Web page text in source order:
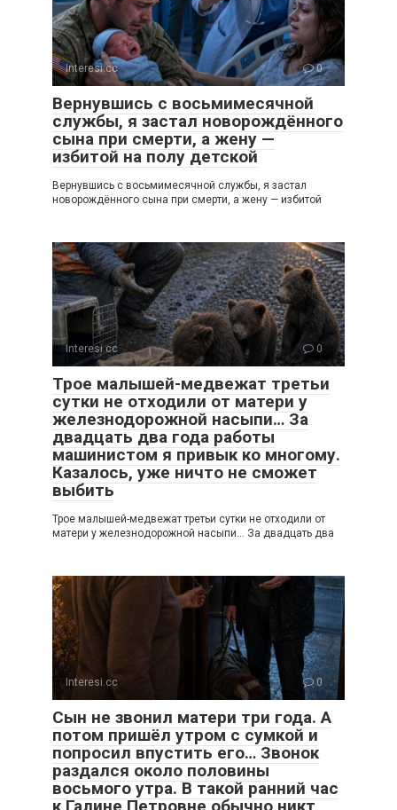
Interesi.cc 0
Вернувшись с восьмимесячной
службы, я застал новорождённого
сына при смерти, а жену —
избитой на полу детской
Вернувшись с восьмимесячной службы, я застал
новорождённого сына при смерти, а жену — избитой
Interesi.cc 0
Трое малышей-медвежат третьи
сутки не отходили от матери у
железнодорожной насыпи… За
двадцать два года работы
машинистом я привык ко многому.
Казалось, уже ничто не сможет
выбить
Трое малышей-медвежат третьи сутки не отходили от
матери у железнодорожной насыпи… За двадцать два
Interesi.cc 0
Сын не звонил матери три года. А
потом пришёл утром с сумкой и
попросил впустить его… Звонок
раздался около половины
восьмого утра. В такой ранний час